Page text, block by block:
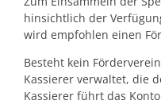
hinsichtlich der
wird empfohlen einen
Besteht kein
Kassierer verwaltet, die
Kassierer führt das